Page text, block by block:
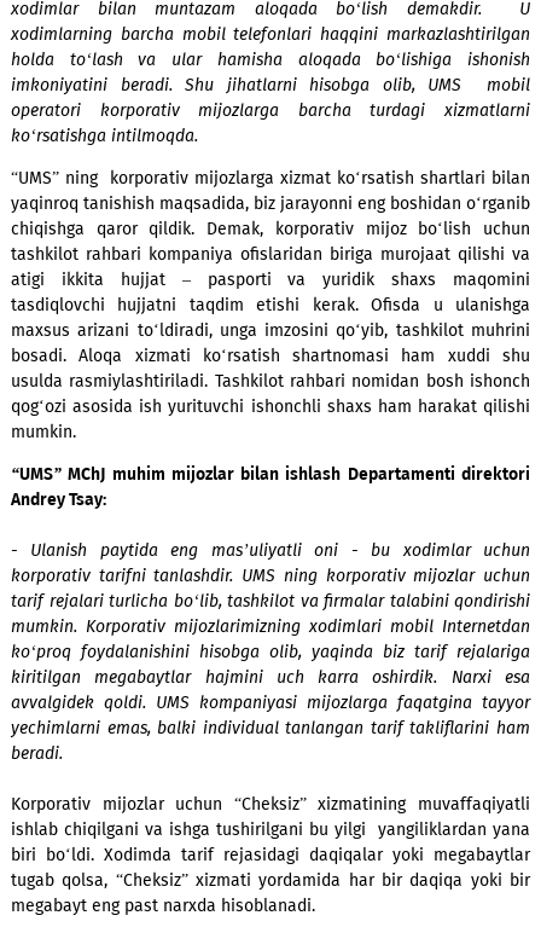
“UMS” MChJ muhim mijozlar bilan ishlash Departamenti
Andrey Tsay:
- Korporativ uyali aoqa mijozlar, hamkorlar va kompaniya
xodimlar bilan muntazam aloqada bo‘lish
holda to‘lash va ular hamisha aloqada bo‘lishiga
imkoniyatini beradi. Shu jihatlarni hisobga olib, UMS
operatori korporativ mijozlarga barcha turdagi
ko‘rsatishga intilmoqda.
“UMS” ning korporativ mijozlarga xizmat ko‘rsatish
yaqinroq tanishish maqsadida, biz jarayonni eng boshidan
chiqishga qaror qildik. Demak, korporativ mijoz bo‘lish
tashkilot rahbari kompaniya ofislaridan biriga murojaat
atigi ikkita hujjat – pasporti va yuridik shaxs
maxsus arizani to‘ldiradi, unga imzosini qo‘yib, tashkilot
bosadi. Aloqa xizmati ko‘rsatish shartnomasi ham
usulda rasmiylashtiriladi. Tashkilot rahbari nomidan bosh
qog‘ozi asosida ish yurituvchi ishonchli shaxs ham harakat
mumkin.
“UMS” MChJ muhim mijozlar bilan ishlash Departamenti
Andrey Tsay:
- Ulanish paytida eng mas’uliyatli oni - bu xodimlar
korporativ tarifni tanlashdir. UMS ning korporativ mijozlar
mumkin. Korporativ mijozlarimizning xodimlari mobil
ko‘proq foydalanishini hisobga olib, yaqinda biz tarif
kiritilgan megabaytlar hajmini uch karra oshirdik.
avvalgidek qoldi. UMS kompaniyasi mijozlarga faqatgina